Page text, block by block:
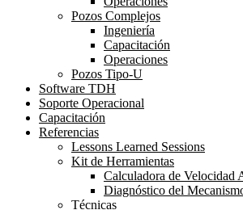
Pozos Complejos
Ingeniería
Capacitación
Operaciones
Pozos Tipo-U
Software TDH
Soporte Operacional
Capacitación
Referencias
Lessons Learned Sessions
Kit de Herramientas
Calculadora de Velocidad
Diagnóstico del
Técnicas